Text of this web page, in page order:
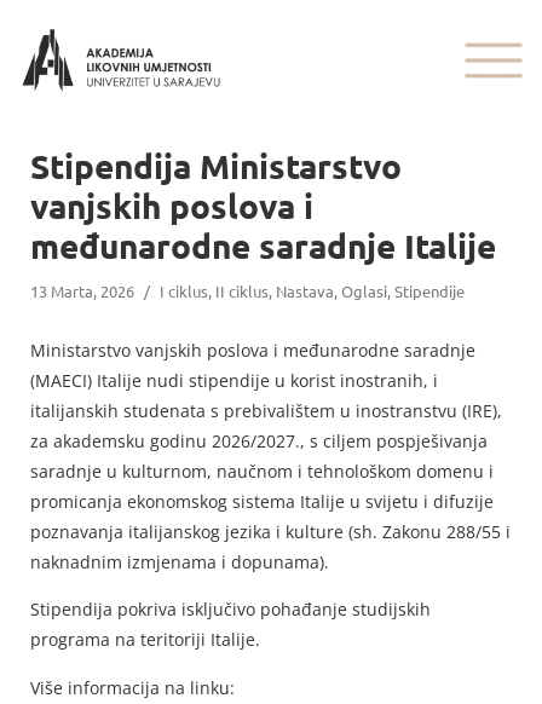
Stipendija Ministarstvo
vanjskih poslova i
međunarodne saradnje Italije
13 Marta, 2026 / I ciklus, II ciklus, Nastava,Oglasi,Stipendije
Ministarstvo vanjskih poslova i međunarodne saradnje
(MAECI) Italije nudi stipendije u korist inostranih, i
italijanskih studenata s prebivalištem u inostranstvu (IRE),
za akademsku godinu 2026/2027., s ciljem pospješivanja
saradnje u kulturnom, naučnom i tehnološkom domenu i
promicanja ekonomskog sistema Italije u svijetu i difuzije
poznavanja italijanskog jezika i kulture (sh. Zakonu 288/55 i
naknadnim izmjenama i dopunama).
Stipendija pokriva isključivo pohađanje studijskih
programa na teritoriji Italije.
Više informacija na linku: